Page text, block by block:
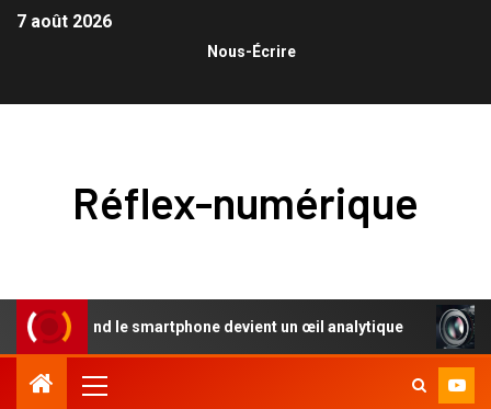
7 août 2026
Nous-Écrire
Réflex-numérique
le smartphone devient un œil analytique